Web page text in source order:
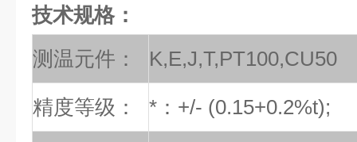
技术规格：
测温元件：
K,E,J,T,PT100,CU50
精度等级： *：+/- (0.15+0.2%t);